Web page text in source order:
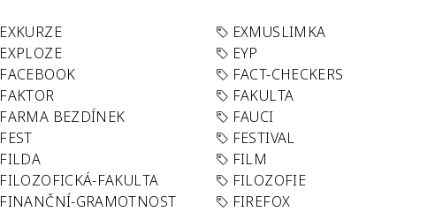
EXKURZE EXMUSLIMKA
EXPLOZE EYP
FACEBOOK FACT-CHECKERS
FAKTOR FAKULTA
FARMA BEZDÍNEK FAUCI
FEST FESTIVAL
FILDA FILM
FILOZOFICKÁ-FAKULTA FILOZOFIE
FINANČNÍ-GRAMOTNOST FIREFOX